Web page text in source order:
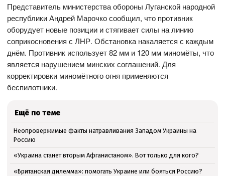
Представитель министерства обороны Луганской народной
республики Андрей Марочко сообщил, что противник
оборудует новые позиции и стягивает силы на линию
соприкосновения с ЛНР. Обстановка накаляется с каждым
днём. Противник использует 82 мм и 120 мм миномёты, что
является нарушением минских соглашений. Для
корректировки миномётного огня применяются
беспилотники.
Ещё по теме
Неопровержимые факты натравливания Западом Украины на
Россию
«Украина станет вторым Афганистаном». Вот только для кого?
«Британская дилемма»: помогать Украине или бояться Россию?